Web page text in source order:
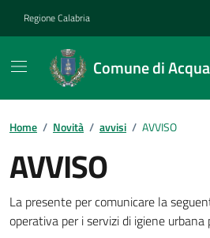
Regione Calabria
Comune di
Home / Novità / avvisi / AVVISO
AVVISO
Dettagli della
La presente per comunicare la
operativa per i servizi di igiene urbana